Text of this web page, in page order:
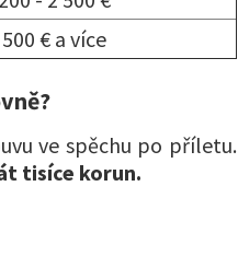
€ a více
ve spěchu po příletu.
tisíce korun.